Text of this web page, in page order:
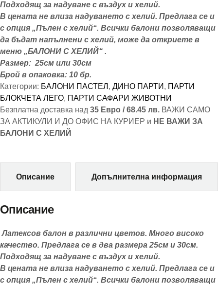
Подходящ за надуване с въздух и хелий.
В цената не влиза надуването с хелий. Предлага се и
с опция „Пълен с хелий“. Всички балони позволяващи
да бъдат напълнени с хелий, може да откриете в
меню „БАЛОНИ С ХЕЛИЙ“ .
Размер: 25см или 30см
Брой в опаковка: 10 бр.
Категории: БАЛОНИ ПАСТЕЛ , ДИНО ПАРТИ , ПАРТИ
БЛОКЧЕТА ЛЕГО, ПАРТИ САФАРИ ЖИВОТНИ
Безплатна доставка над 35 Евро / 68.45 лв. ВАЖИ САМО
ЗА АКТИКУЛИ И ДО ОФИС НА КУРИЕР и НЕ ВАЖИ ЗА
БАЛОНИ С ХЕЛИЙ
Описание Допълнителна информация
Описание
Латексов балон в различни цветов. Много високо
качество. Предлага се в два размера 25см и 30см.
Подходящ за надуване с въздух и хелий.
В цената не влиза надуването с хелий. Предлага се и
с опция „Пълен с хелий“. Всички балони позволяващи